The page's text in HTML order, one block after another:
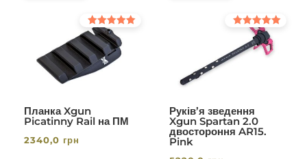
Планка Xgun
Picatinny Rail на ПМ
Оцінено в
5.00
з 5
2340,0 грн
Руків’я зведення
Xgun Spartan 2.0
двостороння AR15.
Pink
Оцінено в
з 5